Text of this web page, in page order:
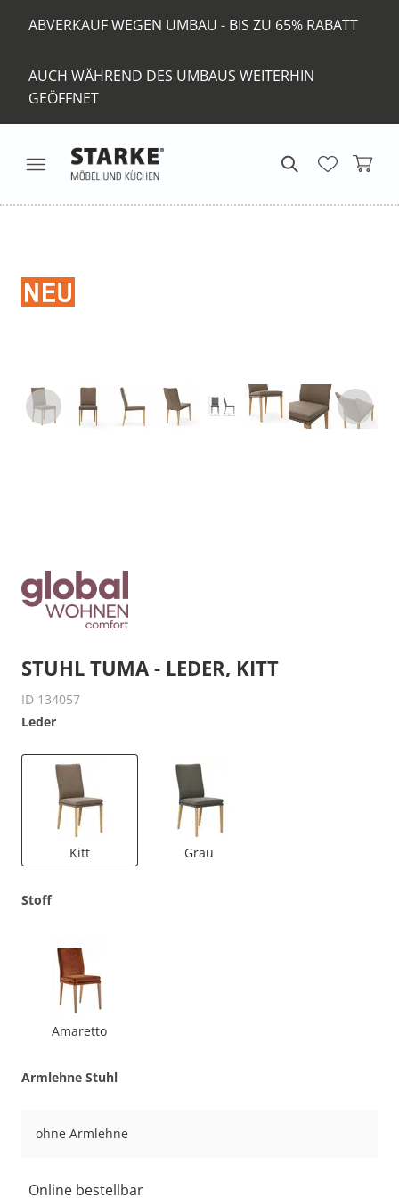
ABVERKAUF WEGEN UMBAU - BIS ZU 65% RABATT
AUCH WÄHREND DES UMBAUS WEITERHIN
GEÖFFNET
STUHL TUMA - LEDER, KITT
ID 134057
Leder
Kitt Grau
Stoff
Amaretto
Armlehne Stuhl
ohne Armlehne
Online bestellbar